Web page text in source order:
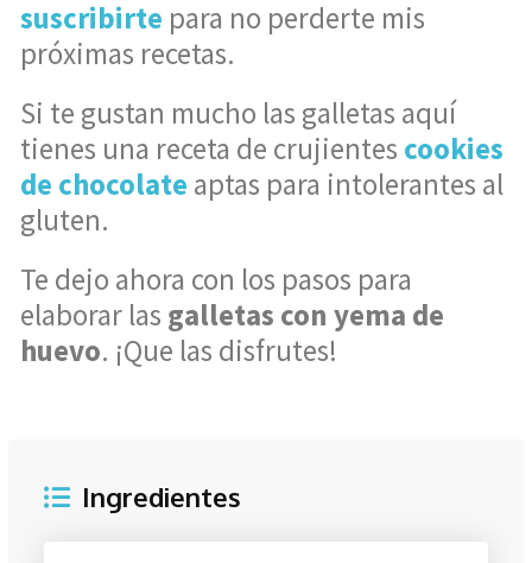
suscribirte para no perderte mis
próximas recetas.
Si te gustan mucho las galletas aquí
tienes una receta de crujientes cookies
de chocolate aptas para intolerantes al
gluten.
Te dejo ahora con los pasos para
elaborar las galletas con yema de
huevo. ¡Que las disfrutes!
Ingredientes